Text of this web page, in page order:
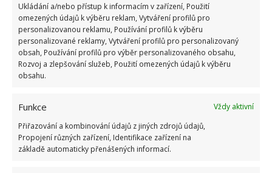
Ukládání a/nebo přístup k informacím v zařízení, Použití
omezených údajů k výběru reklam, Vytváření profilů pro
personalizovanou reklamu, Používání profilů k výběru
personalizované reklamy, Vytváření profilů pro personalizovaný
obsah, Používání profilů pro výběr personalizovaného obsahu,
Rozvoj a zlepšování služeb, Použití omezených údajů k výběru
obsahu.
Funkce
Vždy aktivní
Přiřazování a kombinování údajů z jiných zdrojů údajů,
Propojení různých zařízení, Identifikace zařízení na
základě automaticky přenášených informací.